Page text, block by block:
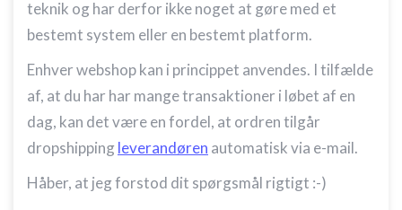
teknik og har derfor ikke noget at gøre med et
bestemt system eller en bestemt platform.
Enhver webshop kan i princippet anvendes. I tilfælde
af, at du har har mange transaktioner i løbet af en
dag, kan det være en fordel, at ordren tilgår
dropshipping leverandøren automatisk via e-mail.
Håber, at jeg forstod dit spørgsmål rigtigt :-)